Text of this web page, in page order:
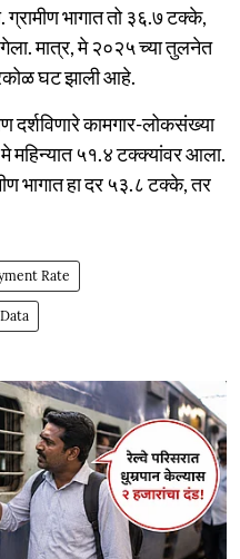
भागात तो ३६.७ टक्के,
मात्र, मे २०२५ च्या तुलनेत
घट झाली आहे.
दर्शविणारे कामगार-लोकसंख्या
मे महिन्यात ५१.४ टक्क्यांवर आला.
भागात हा दर ५३.८ टक्के, तर
Rate